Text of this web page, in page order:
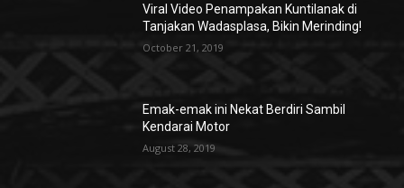
Viral Video Penampakan Kuntilanak di
Tanjakan Wadasplasa, Bikin Merinding!
October 21, 2019
Emak-emak ini Nekat Berdiri Sambil
Kendarai Motor
August 28, 2019